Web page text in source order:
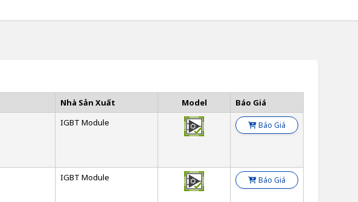
Nhà Sản Xuất Model Báo Giá
IGBT Module Báo Giá
IGBT Module Báo Giá